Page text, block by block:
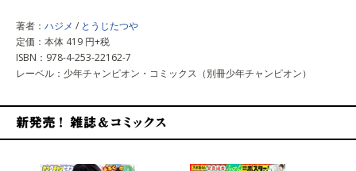
著者： ハジメ / とうじたつや
定価：本体 419 円+税
ISBN：978-4-253-22162-7
レーベル：少年チャンピオン・コミックス（別冊少年チャンピオン）